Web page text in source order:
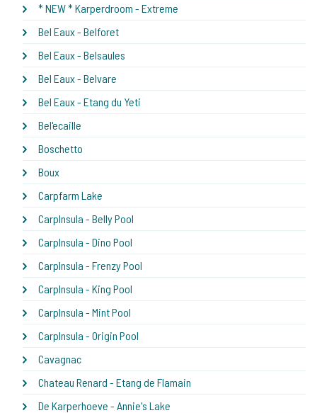
* NEW * Karperdroom - Extreme
Bel Eaux - Belforet
Bel Eaux - Belsaules
Bel Eaux - Belvare
Bel Eaux - Etang du Yeti
Bel'ecaille
Boschetto
Boux
Carpfarm Lake
CarpInsula - Belly Pool
CarpInsula - Dino Pool
CarpInsula - Frenzy Pool
CarpInsula - King Pool
CarpInsula - Mint Pool
CarpInsula - Origin Pool
Cavagnac
Chateau Renard - Etang de Flamain
De Karperhoeve - Annie's Lake